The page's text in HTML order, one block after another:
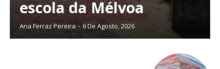
Planos de Assinatura
Faça-se assinante do Região de Cister e ajude-nos a manter este serviço
escola da Mélvoa
Ana Ferraz Pereira - 6 De Agosto, 2026